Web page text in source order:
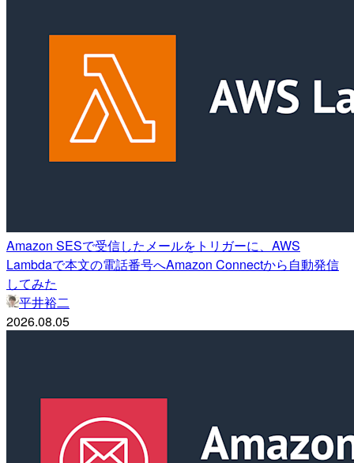
Amazon SESで受信したメールをトリガーに、AWS
Lambdaで本文の電話番号へAmazon Connectから自動発信
してみた
平井裕二
2026.08.05